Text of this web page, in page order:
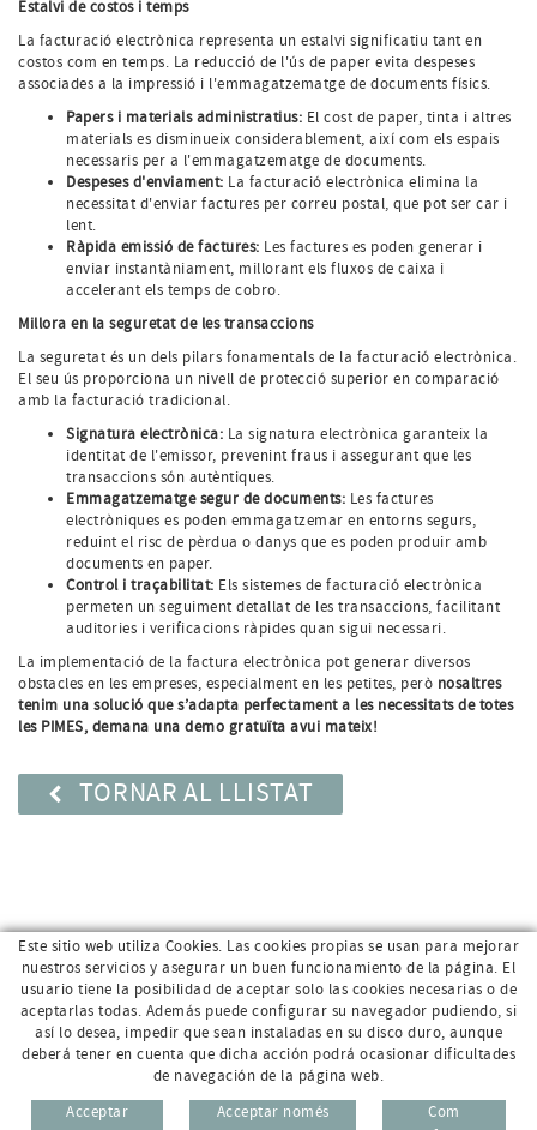
Estalvi de costos i temps
La facturació electrònica representa un estalvi significatiu tant en
costos com en temps. La reducció de l'ús de paper evita despeses
associades a la impressió i l'emmagatzematge de documents físics.
Papers i materials administratius: El cost de paper, tinta i altres
materials es disminueix considerablement, així com els espais
necessaris per a l'emmagatzematge de documents.
Despeses d'enviament: La facturació electrònica elimina la
necessitat d'enviar factures per correu postal, que pot ser car i
lent.
Ràpida emissió de factures: Les factures es poden generar i
enviar instantàniament, millorant els fluxos de caixa i
accelerant els temps de cobro.
Millora en la seguretat de les transaccions
La seguretat és un dels pilars fonamentals de la facturació electrònica.
El seu ús proporciona un nivell de protecció superior en comparació
amb la facturació tradicional.
Signatura electrònica: La signatura electrònica garanteix la
identitat de l'emissor, prevenint fraus i assegurant que les
transaccions són autèntiques.
Emmagatzematge segur de documents: Les factures
electròniques es poden emmagatzemar en entorns segurs,
reduint el risc de pèrdua o danys que es poden produir amb
documents en paper.
Control i traçabilitat: Els sistemes de facturació electrònica
permeten un seguiment detallat de les transaccions, facilitant
auditories i verificacions ràpides quan sigui necessari.
La implementació de la factura electrònica pot generar diversos
obstacles en les empreses, especialment en les petites, però nosaltres
tenim una solució que s’adapta perfectament a les necessitats de totes
les PIMES, demana una demo gratuïta avui mateix!
TORNAR AL LLISTAT
Av. Sant Jordi, 168 · 17800 Olot (Girona)
CAT
ESP
Este sitio web utiliza Cookies. Las cookies propias se usan para mejorar
nuestros servicios y asegurar un buen funcionamiento de la página. El
usuario tiene la posibilidad de aceptar solo las cookies necesarias o de
aceptarlas todas. Además puede configurar su navegador pudiendo, si
así lo desea, impedir que sean instaladas en su disco duro, aunque
deberá tener en cuenta que dicha acción podrá ocasionar dificultades
de navegación de la página web.
Acceptar
Acceptar només
Com